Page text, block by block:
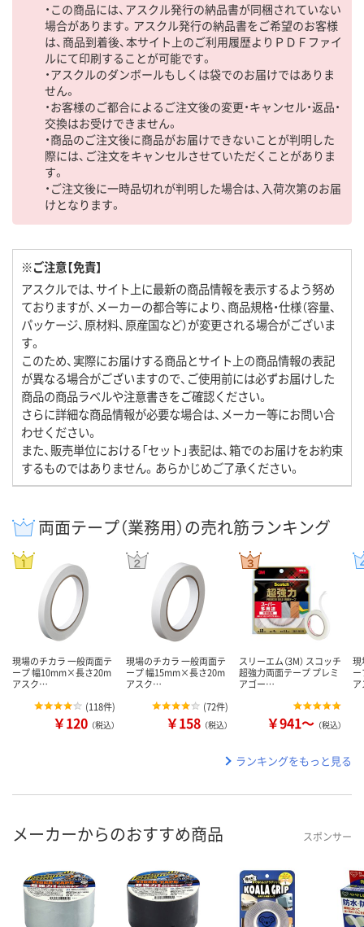
・この商品には、アスクル発行の納品書が同梱されていない
場合があります。アスクル発行の納品書をご希望のお客様
は、商品到着後、本サイト上のご利用履歴よりＰＤＦファイ
ルにて印刷することが可能です。
・アスクルのダンボールもしくは袋でのお届けではありま
せん。
・お客様のご都合によるご注文後の変更・キャンセル・返品・
交換はお受けできません。
・商品のご注文後に商品がお届けできないことが判明した
際には、ご注文をキャンセルさせていただくことがありま
す。
・ご注文後に一時品切れが判明した場合は、入荷次第のお届
けとなります。
※ご注意【免責】
アスクルでは、サイト上に最新の商品情報を表示するよう努め
ておりますが、メーカーの都合等により、商品規格・仕様（容量、
パッケージ、原材料、原産国など）が変更される場合がございま
す。
このため、実際にお届けする商品とサイト上の商品情報の表記
が異なる場合がございますので、ご使用前には必ずお届けした
商品の商品ラベルや注意書きをご確認ください。
さらに詳細な商品情報が必要な場合は、メーカー等にお問い合
わせください。
また、販売単位における「セット」表記は、箱でのお届けをお約束
するものではありません。あらかじめご了承ください。
両面テープ（業務用）の売れ筋ランキング
現場のチカラ 一般両面テ
ープ 幅10mm×長さ20m
アスク…
(118件)
￥120 （税込）
現場のチカラ 一般両面テ
ープ 幅15mm×長さ20m
アスク…
(72件)
￥158 （税込）
スリーエム（3M） スコッチ
超強力両面テープ プレミ
アゴー…
￥941～ （税込）
現
ランキングをもっと見る
メーカーからのおすすめ商品 スポンサー